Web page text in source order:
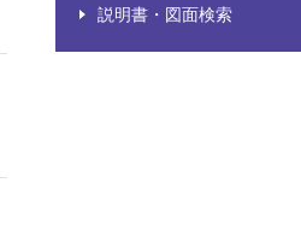
説明書・図面検索